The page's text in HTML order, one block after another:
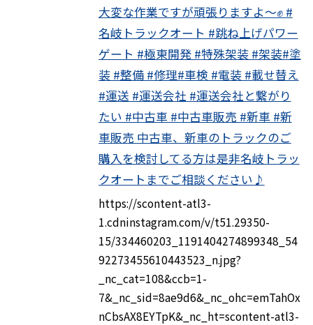
大変な作業ですが頑張りますよ〜✊ #
名岐トラックオート #跳ね上げパワー
ゲート #極東開発 #特殊架装 #架装#塗
装 #整備 #修理#車検 #電装 #載せ替え
#運送 #運送会社 #運送会社と繋がり
たい #中古車 #中古車販売 #新車 #新
車販売 中古車、新車のトラックのご
購入を検討してる方は是非名岐トラッ
クオートまでご相談ください♪
https://scontent-atl3-
1.cdninstagram.com/v/t51.29350-
15/334460203_1191404274899348_54
92273455610443523_n.jpg?
_nc_cat=108&ccb=1-
7&_nc_sid=8ae9d6&_nc_ohc=emTahOx
nCbsAX8EYTpK&_nc_ht=scontent-atl3-